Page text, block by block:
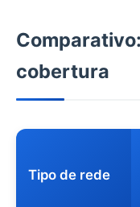
cobertura
Tipo de rede